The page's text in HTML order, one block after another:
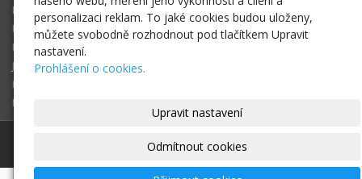
Dobrá srdce
Eshop Dobrých srdcí
Příběhy
Jak můžete pomoci?
Fotogalerie
Podporují nás
Nadační fond Dobrá srdce|Mapa webu
personalizaci reklam. To jaké cookies budou uloženy,
můžete svobodně rozhodnout pod tlačítkem Upravit
nastavení.
Prohlášení o cookies.
Upravit nastavení
Odmítnout cookies